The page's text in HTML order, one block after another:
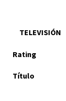
TELEVISIÓN